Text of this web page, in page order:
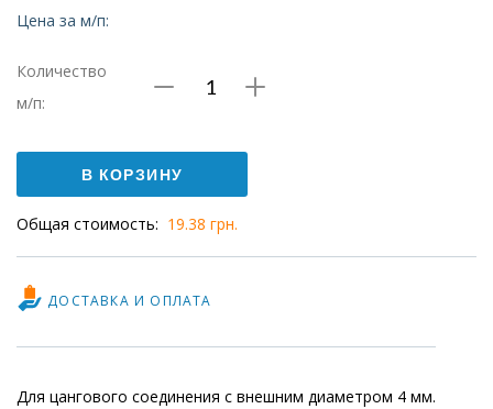
Цена за м/п:
Количество
м/п:
Количество
PUN-
3x0,5-
BL
В КОРЗИНУ
Общая стоимость: 19.38 грн.
ДОСТАВКА И ОПЛАТА
Для цангового соединения с внешним диаметром 4 мм.